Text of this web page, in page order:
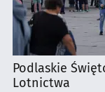
Podlaskie
Lotnictwa